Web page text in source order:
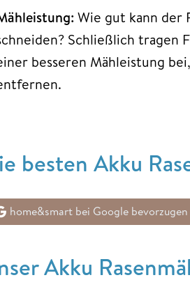
Wie gut kann der
Schließlich tragen
besseren Mähleistung
besten Akku
home&smart bei Google bevorzugen
Akku